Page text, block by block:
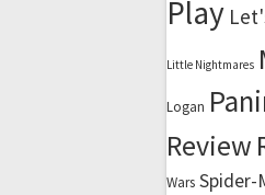
Play
Little Nightmares
Logan
Review
Wars Spider-